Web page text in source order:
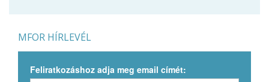
MFOR HÍRLEVÉL
Feliratkozáshoz adja meg email címét: